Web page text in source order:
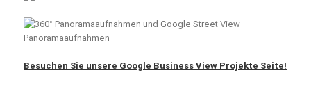
Besuchen Sie unsere Google Business View Projekte Seite!